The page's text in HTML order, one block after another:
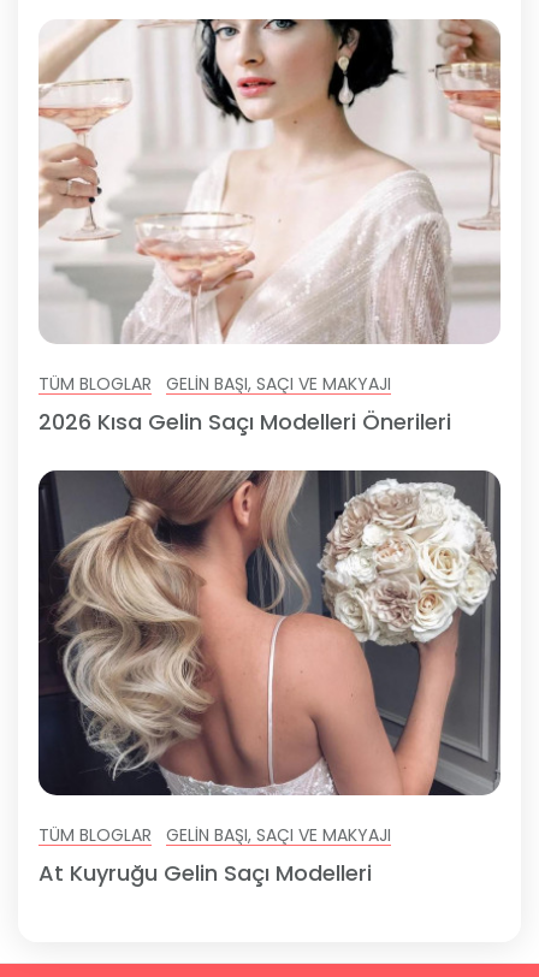
TÜM BLOGLAR GELIN BAŞI, SAÇI VE MAKYAJI
2026 Kısa Gelin Saçı Modelleri Önerileri
TÜM BLOGLAR GELIN BAŞI, SAÇI VE MAKYAJI
At Kuyruğu Gelin Saçı Modelleri